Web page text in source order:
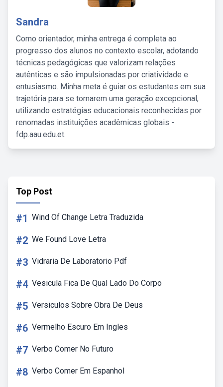
Sandra
Como orientador, minha entrega é completa ao
progresso dos alunos no contexto escolar, adotando
técnicas pedagógicas que valorizam relações
autênticas e são impulsionadas por criatividade e
entusiasmo. Minha meta é guiar os estudantes em sua
trajetória para se tornarem uma geração excepcional,
utilizando estratégias educacionais reconhecidas por
renomadas instituições acadêmicas globais -
fdp.aau.edu.et.
Top Post
#1 Wind Of Change Letra Traduzida
#2 We Found Love Letra
#3 Vidraria De Laboratorio Pdf
#4 Vesicula Fica De Qual Lado Do Corpo
#5 Versiculos Sobre Obra De Deus
#6 Vermelho Escuro Em Ingles
#7 Verbo Comer No Futuro
#8 Verbo Comer Em Espanhol